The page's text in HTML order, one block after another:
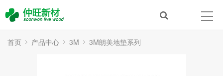
首页 产品中心 3M 3M朗美地垫系列